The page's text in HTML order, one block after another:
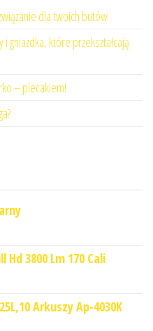
dla twoich butów
gniazdka, które przekształcają
– plecakiem!
3800 Lm 170 Cali
Arkuszy Ap-4030K